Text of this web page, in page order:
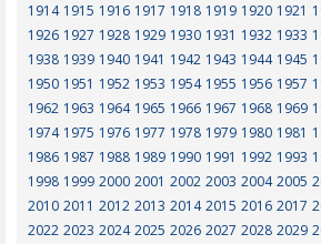
1914 1915 1916 1917 1918 1919 1920 1921
1926 1927 1928 1929 1930 1931 1932 1933
1938 1939 1940 1941 1942 1943 1944 1945
1950 1951 1952 1953 1954 1955 1956 1957
1962 1963 1964 1965 1966 1967 1968 1969
1974 1975 1976 1977 1978 1979 1980 1981
1986 1987 1988 1989 1990 1991 1992 1993
1998 1999 2000 2001 2002 2003 2004 2005
2010 2011 2012 2013 2014 2015 2016 2017
2022 2023 2024 2025 2026 2027 2028 2029